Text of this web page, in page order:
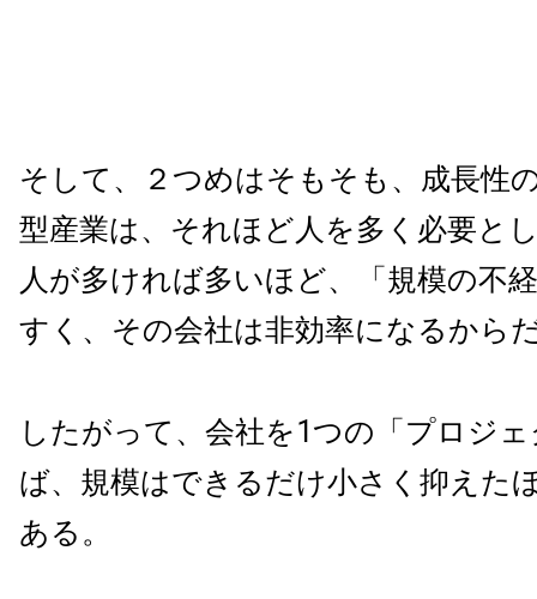
そして、２つめはそもそも、成長性
型産業は、それほど人を多く必要と
人が多ければ多いほど、「規模の不
すく、その会社は非効率になるから
したがって、会社を1つの「プロジ
ば、規模はできるだけ小さく抑えた
ある。